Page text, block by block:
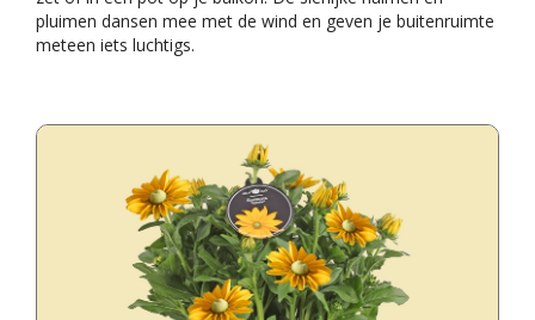
pluimen dansen mee met de wind en geven je buitenruimte
meteen iets luchtigs.